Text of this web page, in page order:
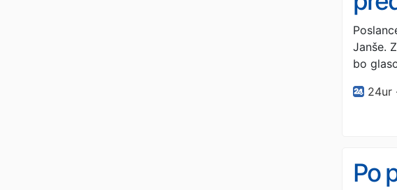
Janše.
bo
24ur
Po